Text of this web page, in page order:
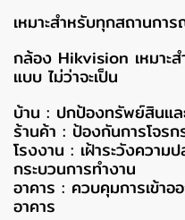
เหมาะสำหรับทุกสถานกา
กล้อง Hikvision เหมาะ
แบบ ไม่ว่าจะเป็น
บ้าน : ปกป้องทรัพย์สินแ
ร้านค้า : ป้องกันการโจร
โรงงาน : เฝ้าระวังควา
กระบวนการทำงาน
อาคาร : ควบคุมการเข้า
อาคาร